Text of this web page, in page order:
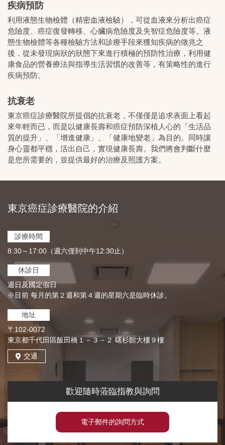
疾病預防
利用液態生物檢體（精密血液檢驗），可從血液來分析出癌症
危險度、癌症復發轉移、心臟病危險度及失智症危險度等。液
態生物檢體等各種檢驗方法和診療手段來獲知疾病的徵兆之
後，從未發現病狀的狀態下來進行積極的預防性治療，利用健
康食品的營養療法與指導生活習慣的改善等，有策略性的進行
疾病預防。
抗衰老
東京癌症診療醫院所提倡的抗衰老，不僅僅是追求表面上看起
來年輕而已，而是以健康長壽和癌症預防深植人心的「生活品
質的提升」、「增進健康」、「健康地變老」為目的。同時讓
身心靈都平穩，活出自己，實現健康長壽。我們將會判斷什麼
是您所需要的，並提供最好的治療及照護方案。
東京癌症診療醫院的介紹
診療時間
8:30～17:00（週六僅到中午12:30止）
休診日
週日及國定假日
※目前 每月的第２週和第４週的星期六是臨時休診。
地址
〒102-0072
東京都千代田區飯田橋１－３－２ 曙杉館大樓９樓
交通
歡迎隨時蒞臨指教與詢問
電子郵件的詢問方式